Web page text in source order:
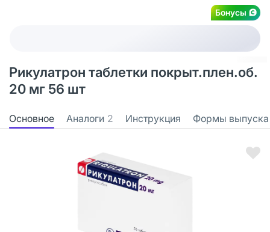
Бонусы
Рикулатрон таблетки покрыт.плен.об.
20 мг 56 шт
Основное Аналоги 2 Инструкция Формы выпуска